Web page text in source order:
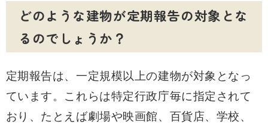
どのような建物が定期報告の対象とな
るのでしょうか？
定期報告は、一定規模以上の建物が対象となっ
ています。これらは特定行政庁毎に指定されて
おり、たとえば劇場や映画館、百貨店、学校、